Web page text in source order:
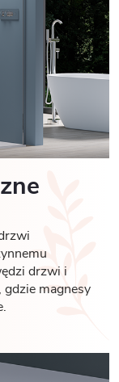
drzwi i
gdzie magnesy